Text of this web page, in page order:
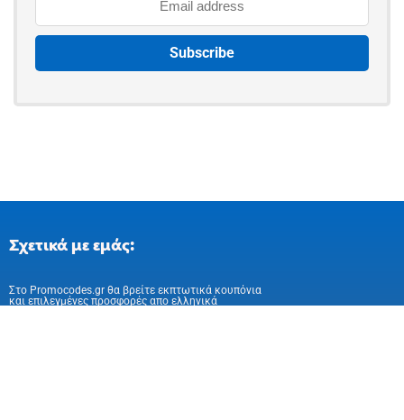
Σχετικά με εμάς:
Στo Promocodes.gr θα βρείτε εκπτωτικά κουπόνια
και επιλεγμένες προσφορές απο ελληνικά